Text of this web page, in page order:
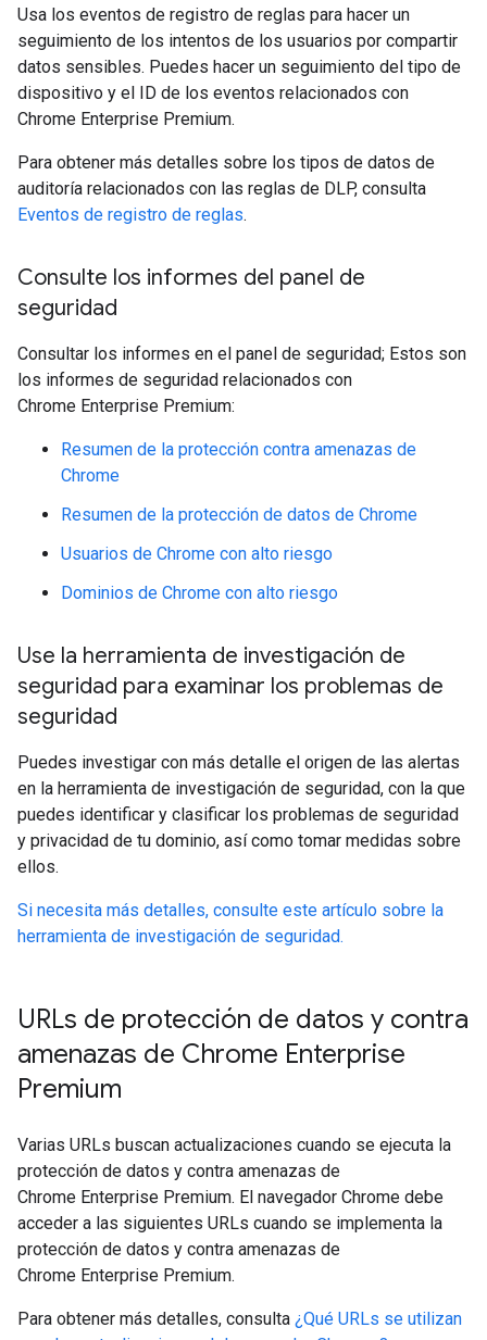
Usa los eventos de registro de reglas para hacer un
seguimiento de los intentos de los usuarios por compartir
datos sensibles. Puedes hacer un seguimiento del tipo de
dispositivo y el ID de los eventos relacionados con
Chrome Enterprise Premium.
Para obtener más detalles sobre los tipos de datos de
auditoría relacionados con las reglas de DLP, consulta
Eventos de registro de reglas.
Consulte los informes del panel de
seguridad
Consultar los informes en el panel de seguridad; Estos son
los informes de seguridad relacionados con
Chrome Enterprise Premium:
Resumen de la protección contra amenazas de
Chrome
Resumen de la protección de datos de Chrome
Usuarios de Chrome con alto riesgo
Dominios de Chrome con alto riesgo
Use la herramienta de investigación de
seguridad para examinar los problemas de
seguridad
Puedes investigar con más detalle el origen de las alertas
en la herramienta de investigación de seguridad, con la que
puedes identificar y clasificar los problemas de seguridad
y privacidad de tu dominio, así como tomar medidas sobre
ellos.
Si necesita más detalles, consulte este artículo sobre la
herramienta de investigación de seguridad.
URLs de protección de datos y contra
amenazas de Chrome Enterprise
Premium
Varias URLs buscan actualizaciones cuando se ejecuta la
protección de datos y contra amenazas de
Chrome Enterprise Premium. El navegador Chrome debe
acceder a las siguientes URLs cuando se implementa la
protección de datos y contra amenazas de
Chrome Enterprise Premium.
Para obtener más detalles, consulta ¿Qué URLs se utilizan